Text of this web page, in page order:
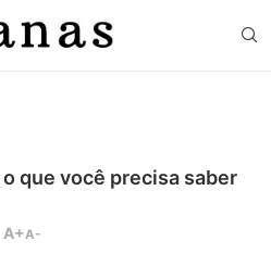
que você precisa saber
A+A-